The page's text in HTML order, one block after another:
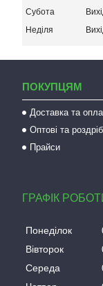
Субота
Неділя
ПОКУПЦЯМ
Доставка та
Оптові та
Прайси
ГРАФІК
Понеділок
Вівторок
Середа